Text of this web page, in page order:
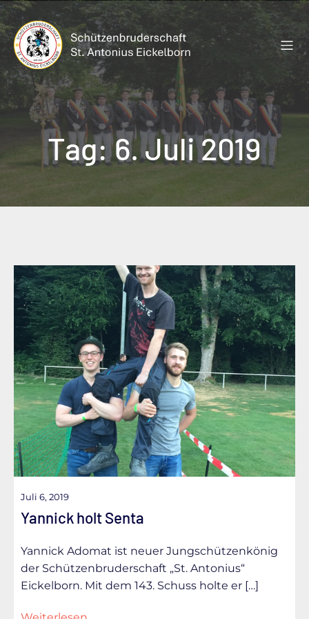
Zum
Inhalt
springen
Tag:6. Juli 2019
Juli 6, 2019
Yannick holt Senta
Yannick Adomat ist neuer Jungschützenkönig
der Schützenbruderschaft „St. Antonius“
Eickelborn. Mit dem 143. Schuss holte er […]